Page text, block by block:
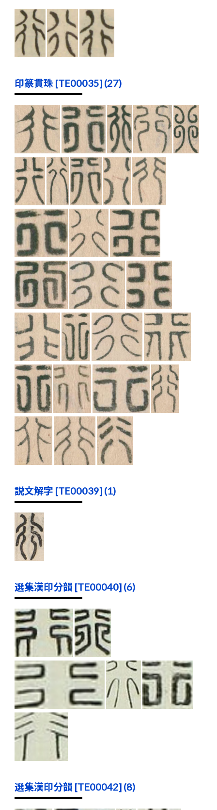
印篆貫珠 [TE00035] (27)
説文解字 [TE00039] (1)
選集漢印分韻 [TE00040] (6)
選集漢印分韻 [TE00042] (8)